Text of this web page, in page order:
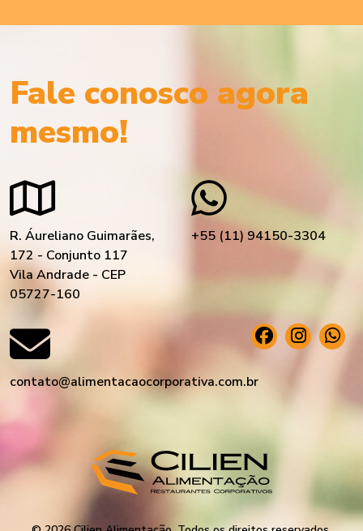
Fale conosco agora
mesmo!
R. Áureliano Guimarães,
172 - Conjunto 117
Vila Andrade - CEP
05727-160
+55 (11) 94150-3304
contato@alimentacaocorporativa.com.br